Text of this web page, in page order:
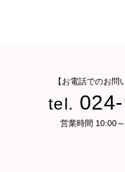
【お電話でのお問
tel.
営業時間 10:00